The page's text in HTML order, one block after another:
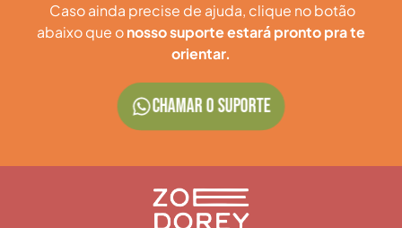
Caso ainda precise de ajuda, clique no botão
abaixo que onosso suporte estará pronto pra te
orientar.
CHAMAR O SUPORTE